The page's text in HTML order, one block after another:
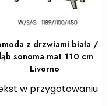
z drzwiami biała /
sonoma mat 110 cm
Livorno
w przygotowaniu